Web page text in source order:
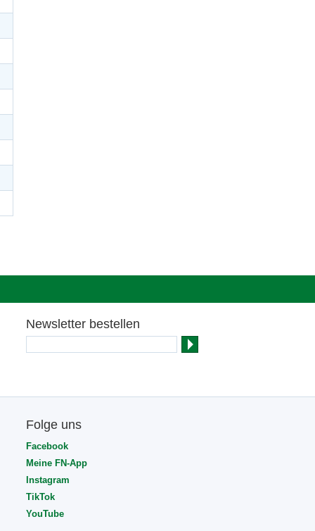
Newsletter bestellen
Folge uns
Facebook
Meine FN-App
Instagram
TikTok
YouTube